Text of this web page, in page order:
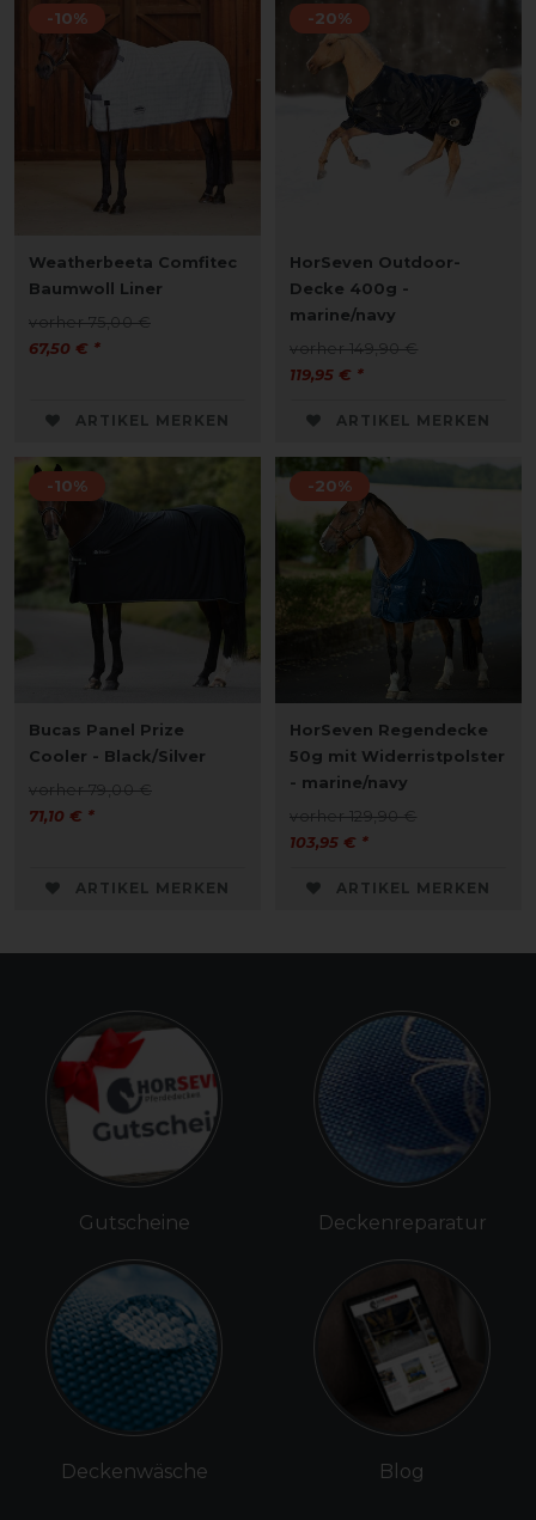
-10%
Weatherbeeta Comfitec
Baumwoll Liner
vorher 75,00 €
67,50 € *
ARTIKEL MERKEN
-20%
HorSeven Outdoor-
Decke 400g -
marine/navy
vorher 149,90 €
119,95 € *
ARTIKEL MERKEN
-10%
Bucas Panel Prize
Cooler - Black/Silver
vorher 79,00 €
71,10 € *
ARTIKEL MERKEN
-20%
HorSeven Regendecke
50g mit Widerristpolster
- marine/navy
vorher 129,90 €
103,95 € *
ARTIKEL MERKEN
Gutscheine
Deckenwäsche
Deckenreparatur
Blog